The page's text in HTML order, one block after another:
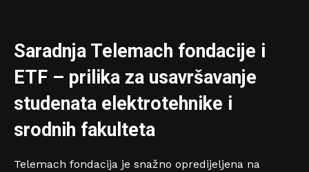
Saradnja Telemach fondacije i
ETF – prilika za usavršavanje
studenata elektrotehnike i
srodnih fakulteta
Telemach fondacija je snažno opredijeljena na